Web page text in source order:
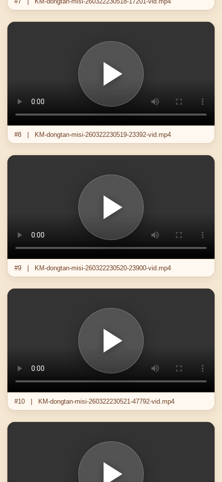
#8 | KM-dongtan-misi-260322230519-23392-vid.mp4
#9 | KM-dongtan-misi-260322230520-23900-vid.mp4
#10 | KM-dongtan-misi-260322230521-47792-vid.mp4